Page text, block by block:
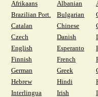
Afrikaans
Albanian
Brazilian Port.
Bulgarian
Catalan
Chinese
Czech
Danish
English
Esperanto
Finnish
French
German
Greek
Hebrew
Hindi
Interlingua
Irish